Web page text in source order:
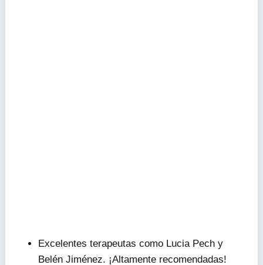
Excelentes terapeutas como Lucia Pech y
Belén Jiménez. ¡Altamente recomendadas!